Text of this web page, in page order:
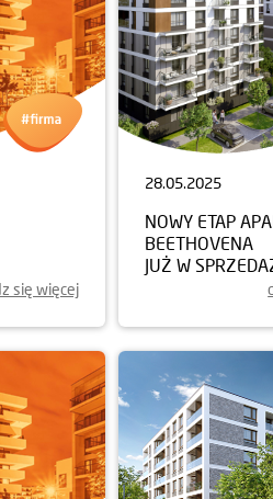
się więcej
28.05.2025
NOWY ETAP
BEETHOVENA
JUŻ W